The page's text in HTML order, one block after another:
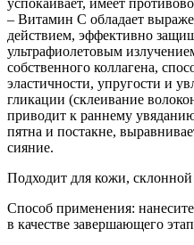
– Витамин С обладает
действием, эффективно
ультрафиолетовым
собственного коллагена,
эластичности, упругости и
гликации (склеивание
приводит к раннему
пятна и постакне,
сияние.
Подходит для кожи, склонной
Способ применения:
в качестве завершающего